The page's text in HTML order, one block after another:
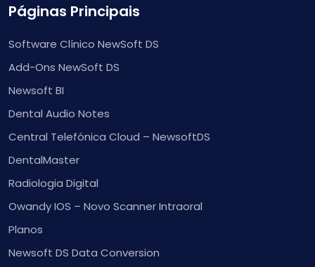
Páginas Principais
Software Clínico NewSoft DS
Add-Ons NewSoft DS
Newsoft BI
Dental Audio Notes
Central Telefónica Cloud – NewsoftDS
DentalMaster
Radiologia Digital
Owandy IOS – Novo Scanner Intraoral
Planos
Newsoft DS Data Conversion